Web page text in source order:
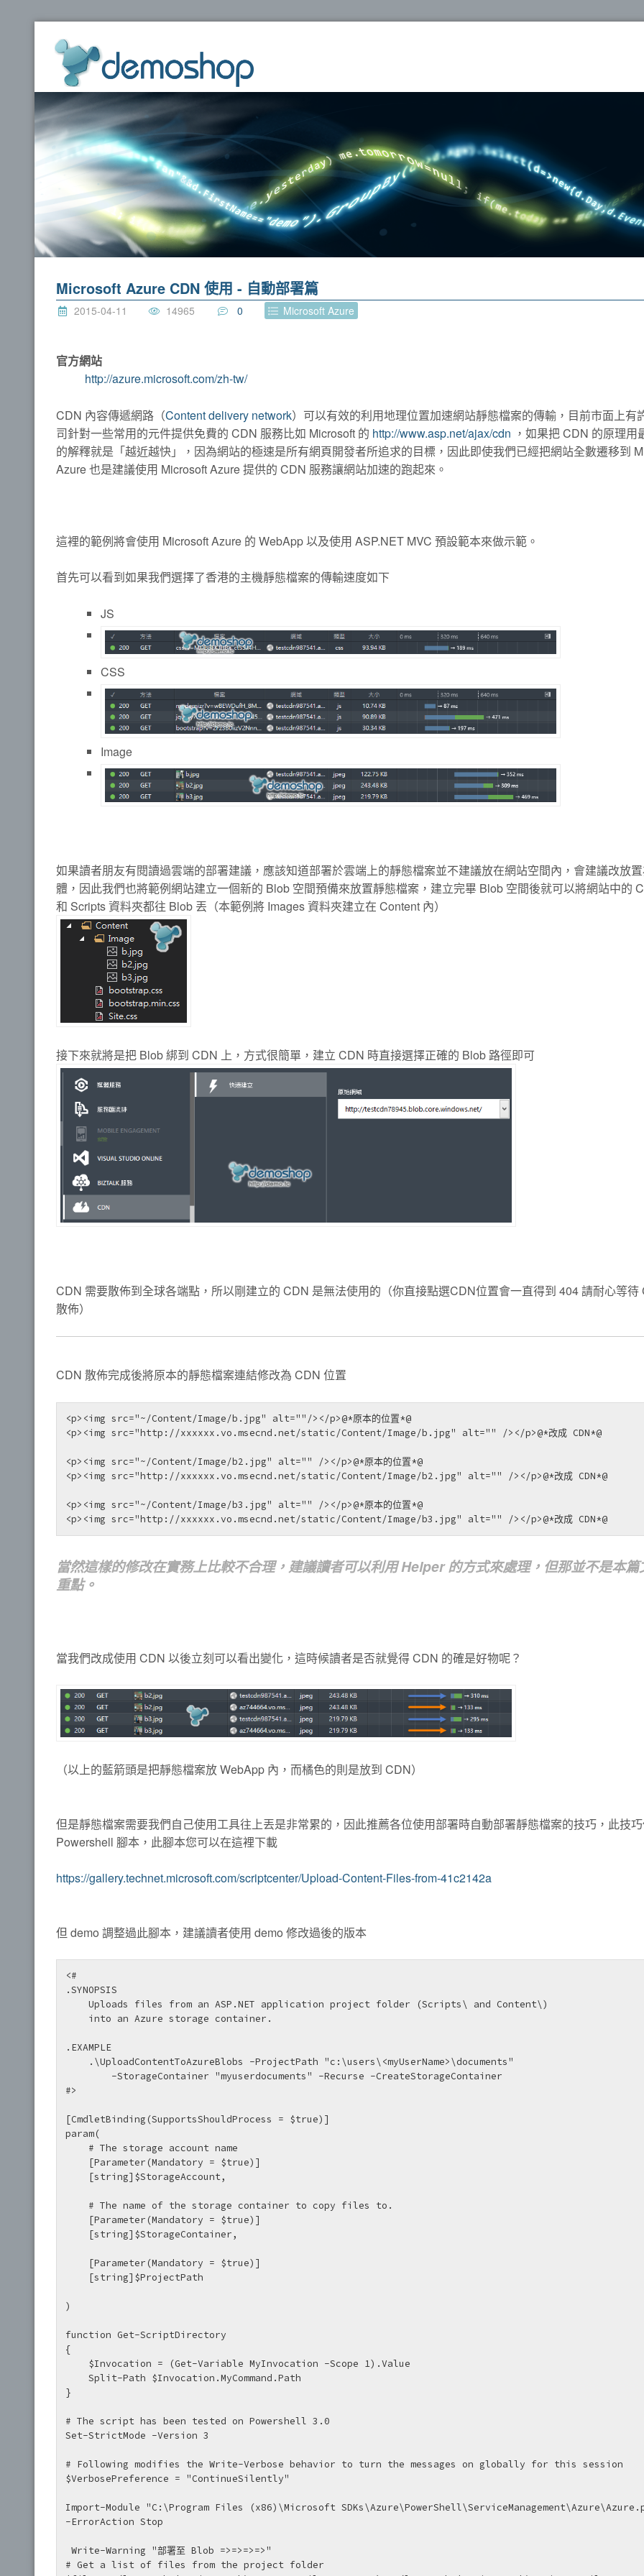
Microsoft Azure CDN 使用 - 自動部署篇
2015-04-11 14965 0 Microsoft Azure
官方網站
http://azure.microsoft.com/zh-tw/
CDN 內容傳遞網路（Content delivery network）可以有效的利用地理位置加速網站靜態檔案的傳輸，目前市面上有
司針對一些常用的元件提供免費的 CDN 服務比如 Microsoft 的 http://www.asp.net/ajax/cdn ，如果把 CDN 的原理用
的解釋就是「越近越快」，因為網站的極速是所有網頁開發者所追求的目標，因此即使我們已經把網站全數遷移到
Azure 也是建議使用 Microsoft Azure 提供的 CDN 服務讓網站加速的跑起來。
這裡的範例將會使用 Microsoft Azure 的 WebApp 以及使用 ASP.NET MVC 預設範本來做示範。
首先可以看到如果我們選擇了香港的主機靜態檔案的傳輸速度如下
JS
CSS
Image
如果讀者朋友有閱讀過雲端的部署建議，應該知道部署於雲端上的靜態檔案並不建議放在網站空間內，會建議改放
體，因此我們也將範例網站建立一個新的 Blob 空間預備來放置靜態檔案，建立完畢 Blob 空間後就可以將網站中的
和 Scripts 資料夾都往 Blob 丟（本範例將 Images 資料夾建立在 Content 內）
接下來就將是把 Blob 綁到 CDN 上，方式很簡單，建立 CDN 時直接選擇正確的 Blob 路徑即可
CDN 需要散佈到全球各端點，所以剛建立的 CDN 是無法使用的（你直接點選CDN位置會一直得到 404 請耐心等待
散佈）
CDN 散佈完成後將原本的靜態檔案連結修改為 CDN 位置
<p><img src="~/Content/Image/b.jpg" alt=""/></p>@*原本的位置*@
<p><img src="http://xxxxxx.vo.msecnd.net/static/Content/Image/b.jpg" alt="" /></p>@*改成 CDN*@
<p><img src="~/Content/Image/b2.jpg" alt="" /></p>@*原本的位置*@
<p><img src="http://xxxxxx.vo.msecnd.net/static/Content/Image/b2.jpg" alt="" /></p>@*改成 CDN*@
<p><img src="~/Content/Image/b3.jpg" alt="" /></p>@*原本的位置*@
<p><img src="http://xxxxxx.vo.msecnd.net/static/Content/Image/b3.jpg" alt="" /></p>@*改成 CDN*@
當然這樣的修改在實務上比較不合理，建議讀者可以利用 Helper 的方式來處理，但那並不是本篇
重點。
當我們改成使用 CDN 以後立刻可以看出變化，這時候讀者是否就覺得 CDN 的確是好物呢？
（以上的藍箭頭是把靜態檔案放 WebApp 內，而橘色的則是放到 CDN）
但是靜態檔案需要我們自己使用工具往上丟是非常累的，因此推薦各位使用部署時自動部署靜態檔案的技巧，此技
Powershell 腳本，此腳本您可以在這裡下載
https://gallery.technet.microsoft.com/scriptcenter/Upload-Content-Files-from-41c2142a
但 demo 調整過此腳本，建議讀者使用 demo 修改過後的版本
<#
.SYNOPSIS
.EXAMPLE
#>
[CmdletBinding(SupportsShouldProcess = $true)]
param(
)
function Get-ScriptDirectory
{
}
# The script has been tested on Powershell 3.0
Set-StrictMode -Version 3
# Following modifies the Write-Verbose behavior to turn the messages on globally for this session
$VerbosePreference = "ContinueSilently"
Import-Module "C:\Program Files (x86)\Microsoft
-ErrorAction Stop
# Get a list of files from the project folder